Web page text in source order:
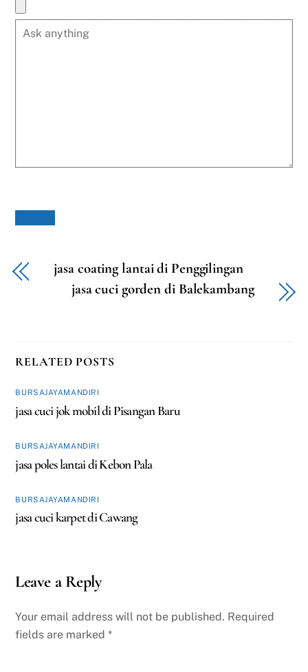
jasa coating lantai di Penggilingan
jasa cuci gorden di Balekambang
RELATED POSTS
BURSAJAYAMANDIRI
jasa cuci jok mobil di Pisangan Baru
BURSAJAYAMANDIRI
jasa poles lantai di Kebon Pala
BURSAJAYAMANDIRI
jasa cuci karpet di Cawang
Leave a Reply
Your email address will not be published. Required
fields are marked*